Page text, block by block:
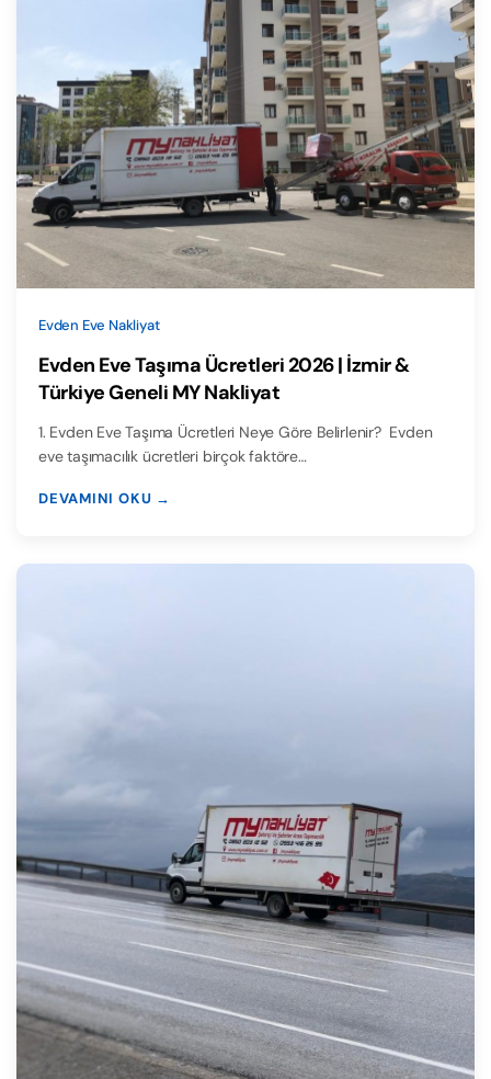
Evden Eve Nakliyat
Evden Eve Taşıma Ücretleri 2026 | İzmir &
Türkiye Geneli MY Nakliyat
1. Evden Eve Taşıma Ücretleri Neye Göre Belirlenir? Evden
eve taşımacılık ücretleri birçok faktöre…
DEVAMINI OKU →